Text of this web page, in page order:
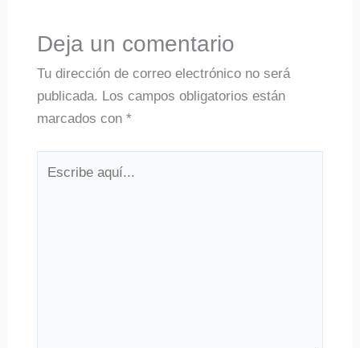
Deja un comentario
Tu dirección de correo electrónico no será
publicada. Los campos obligatorios están
marcados con *